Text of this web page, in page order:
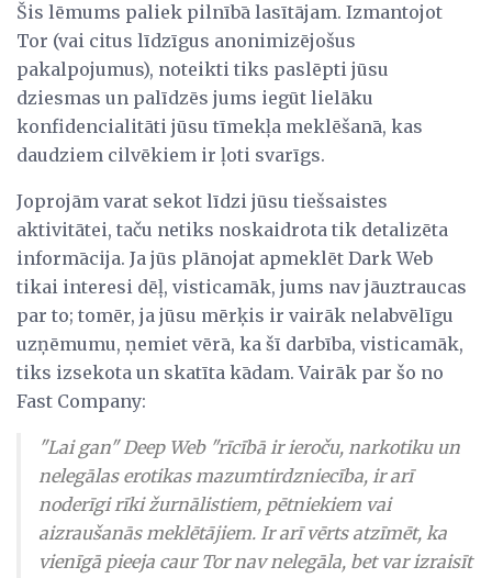
Šis lēmums paliek pilnībā lasītājam. Izmantojot
Tor (vai citus līdzīgus anonimizējošus
pakalpojumus), noteikti tiks paslēpti jūsu
dziesmas un palīdzēs jums iegūt lielāku
konfidencialitāti jūsu tīmekļa meklēšanā, kas
daudziem cilvēkiem ir ļoti svarīgs.
Joprojām varat sekot līdzi jūsu tiešsaistes
aktivitātei, taču netiks noskaidrota tik detalizēta
informācija. Ja jūs plānojat apmeklēt Dark Web
tikai interesi dēļ, visticamāk, jums nav jāuztraucas
par to; tomēr, ja jūsu mērķis ir vairāk nelabvēlīgu
uzņēmumu, ņemiet vērā, ka šī darbība, visticamāk,
tiks izsekota un skatīta kādam. Vairāk par šo no
Fast Company:
"Lai gan" Deep Web "rīcībā ir ieroču, narkotiku un
nelegālas erotikas mazumtirdzniecība, ir arī
noderīgi rīki žurnālistiem, pētniekiem vai
aizraušanās meklētājiem. Ir arī vērts atzīmēt, ka
vienīgā pieeja caur Tor nav nelegāla, bet var izraisīt